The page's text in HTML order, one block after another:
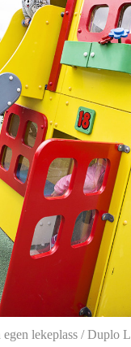
egen lekeplass / Duplo